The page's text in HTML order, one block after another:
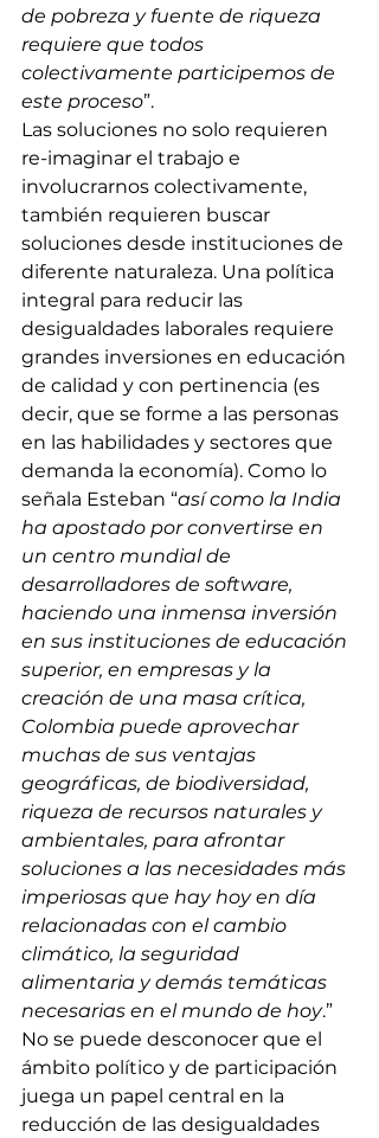
de pobreza y fuente de riqueza
requiere que todos
colectivamente participemos de
este proceso”.
Las soluciones no solo requieren
re-imaginar el trabajo e
involucrarnos colectivamente,
también requieren buscar
soluciones desde instituciones de
diferente naturaleza. Una política
integral para reducir las
desigualdades laborales requiere
grandes inversiones en educación
de calidad y con pertinencia (es
decir, que se forme a las personas
en las habilidades y sectores que
demanda la economía). Como lo
señala Esteban “así como la India
ha apostado por convertirse en
un centro mundial de
desarrolladores de software,
haciendo una inmensa inversión
en sus instituciones de educación
superior, en empresas y la
creación de una masa crítica,
Colombia puede aprovechar
muchas de sus ventajas
geográficas, de biodiversidad,
riqueza de recursos naturales y
ambientales, para afrontar
soluciones a las necesidades más
imperiosas que hay hoy en día
relacionadas con el cambio
climático, la seguridad
alimentaria y demás temáticas
necesarias en el mundo de hoy.”
No se puede desconocer que el
ámbito político y de participación
juega un papel central en la
reducción de las desigualdades